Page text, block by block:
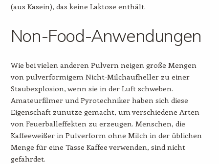
(aus Kasein), das keine Laktose enthält.
Non-Food-Anwendungen
Wie bei vielen anderen Pulvern neigen große Mengen
von pulverförmigem Nicht-Milchaufheller zu einer
Staubexplosion, wenn sie in der Luft schweben.
Amateurfilmer und Pyrotechniker haben sich diese
Eigenschaft zunutze gemacht, um verschiedene Arten
von Feuerballeffekten zu erzeugen. Menschen, die
Kaffeeweißer in Pulverform ohne Milch in der üblichen
Menge für eine Tasse Kaffee verwenden, sind nicht
gefährdet.